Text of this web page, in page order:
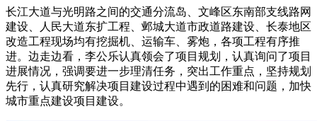
长江大道与光明路之间的交通分流岛、文峰区东南部支线路网
建设、人民大道东扩工程、邺城大道市政道路建设、长泰地区
改造工程现场均有挖掘机、运输车、雾炮，各项工程有序推
进。边走边看，李公乐认真领会了项目规划，认真询问了项目
进展情况，强调要进一步理清任务，突出工作重点，坚持规划
先行，认真研究解决项目建设过程中遇到的困难和问题，加快
城市重点建设项目建设。